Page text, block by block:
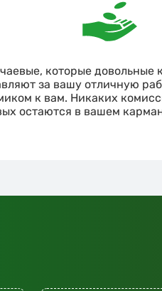
которые довольные
за вашу отличную
к вам. Никаких
остаются в вашем